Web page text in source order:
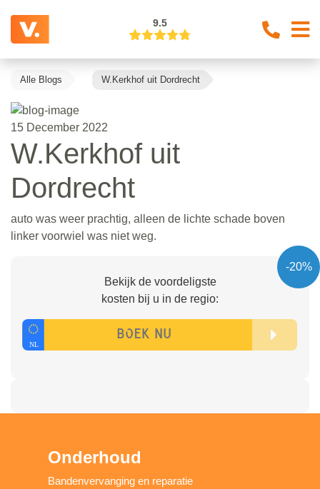
9.5
Alle Blogs W.Kerkhof uit Dordrecht
15 December 2022
W.Kerkhof uit
Dordrecht
auto was weer prachtig, alleen de lichte schade boven
linker voorwiel was niet weg.
-20%
Bekijk de voordeligste
kosten bij u in de regio:
Onderhoud
Bandenvervanging en reparatie